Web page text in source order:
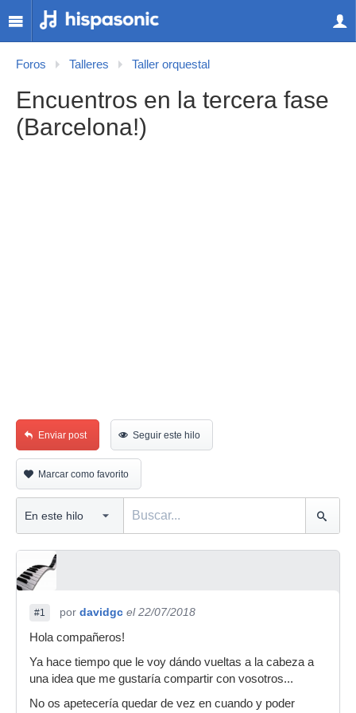
Foros Talleres Taller orquestal
Encuentros en la tercera fase
(Barcelona!)
Enviar post Seguir este hilo
Marcar como favorito
#1 por davidgc el 22/07/2018
Hola compañeros!
Ya hace tiempo que le voy dándo vueltas a la cabeza a
una idea que me gustaría compartir con vosotros...
No os apetecería quedar de vez en cuando y poder